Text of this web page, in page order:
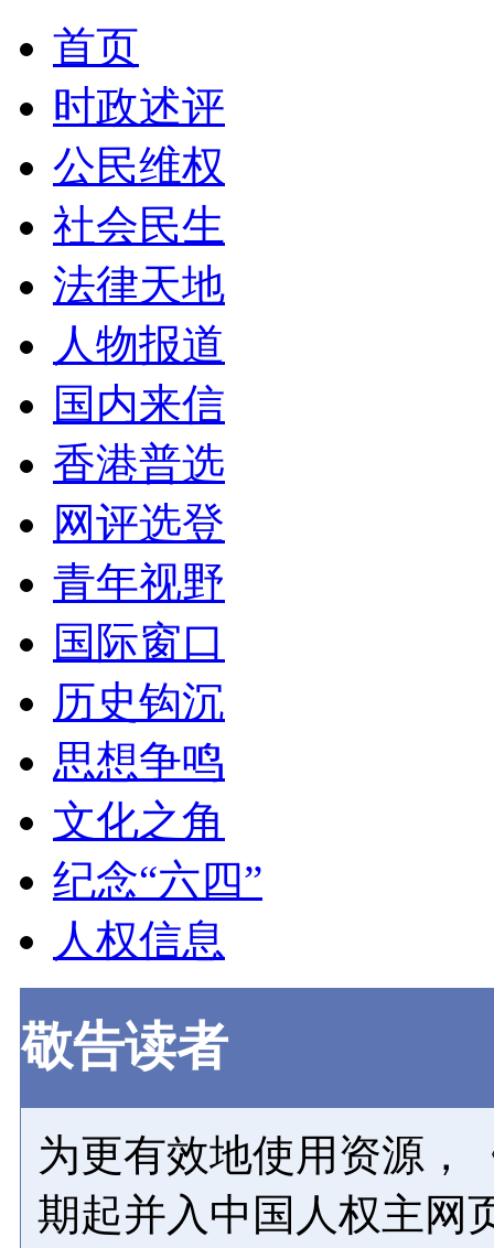
首页
时政述评
公民维权
社会民生
法律天地
人物报道
国内来信
香港普选
网评选登
青年视野
国际窗口
历史钩沉
思想争鸣
文化之角
纪念“六四”
人权信息
敬告读者
为更有效地使用资源，
期起并入中国人权主网